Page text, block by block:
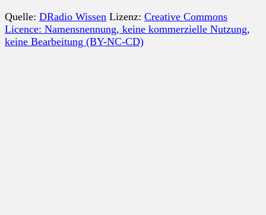
Quelle: DRadio Wissen Lizenz: Creative Commons
Licence: Namensnennung, keine kommerzielle Nutzung,
keine Bearbeitung (BY-NC-CD)